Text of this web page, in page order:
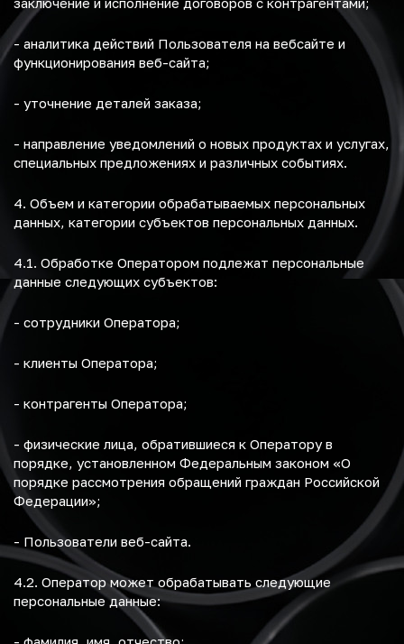
- аналитика действий Пользователя на вебсайте и
функционирования веб-сайта;
- уточнение деталей заказа;
- направление уведомлений о новых продуктах и услугах,
специальных предложениях и различных событиях.
4. Объем и категории обрабатываемых персональных
данных, категории субъектов персональных данных.
4.1. Обработке Оператором подлежат персональные
данные следующих субъектов:
- сотрудники Оператора;
- клиенты Оператора;
- контрагенты Оператора;
- физические лица, обратившиеся к Оператору в
порядке, установленном Федеральным законом «О
порядке рассмотрения обращений граждан Российской
Федерации»;
- Пользователи веб-сайта.
4.2. Оператор может обрабатывать следующие
персональные данные: